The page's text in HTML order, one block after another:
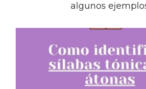
algunos